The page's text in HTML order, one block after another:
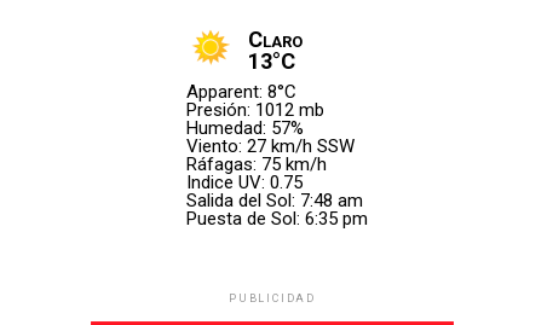
Claro
13°C
Apparent: 8°C
Presión: 1012 mb
Humedad: 57%
Viento: 27 km/h SSW
Ráfagas: 75 km/h
Indice UV: 0.75
Salida del Sol: 7:48 am
Puesta de Sol: 6:35 pm
PUBLICIDAD